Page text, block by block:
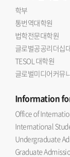
학부
통번역대학원
법학전문대학원
글로벌공공리더십
TESOL 대학원
글로벌미디어커뮤
Information
Office of
International
Undergraduate
Graduate